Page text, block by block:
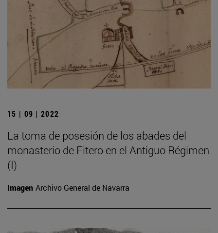
15 | 09 | 2022
La toma de posesión de los abades del
monasterio de Fitero en el Antiguo Régimen
(I)
Imagen Archivo General de Navarra